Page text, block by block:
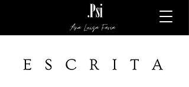
Ana Luiza Faria